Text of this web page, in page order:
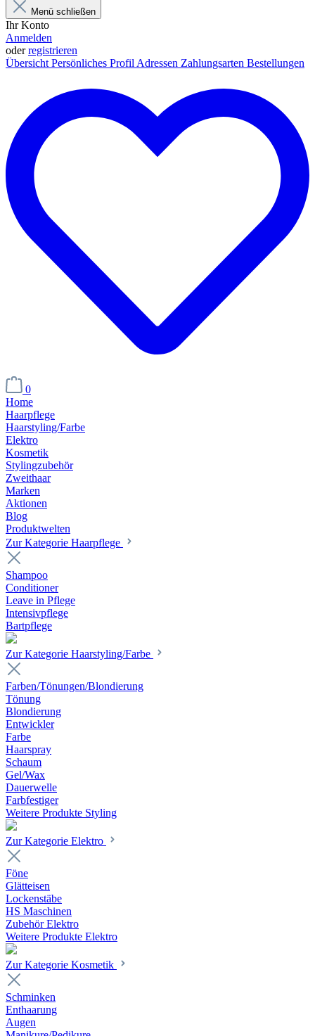
Menü schließen
Ihr Konto
Anmelden
oderregistrieren
Übersicht Persönliches Profil Adressen Zahlungsarten Bestellungen
0
Home
Haarpflege
Haarstyling/Farbe
Elektro
Kosmetik
Stylingzubehör
Zweithaar
Marken
Aktionen
Blog
Produktwelten
Zur Kategorie Haarpflege
Shampoo
Conditioner
Leave in Pflege
Intensivpflege
Bartpflege
Zur Kategorie Haarstyling/Farbe
Farben/Tönungen/Blondierung
Tönung
Blondierung
Entwickler
Farbe
Haarspray
Schaum
Gel/Wax
Dauerwelle
Farbfestiger
Weitere Produkte Styling
Zur Kategorie Elektro
Föne
Glätteisen
Lockenstäbe
HS Maschinen
Zubehör Elektro
Weitere Produkte Elektro
Zur Kategorie Kosmetik
Schminken
Enthaarung
Augen